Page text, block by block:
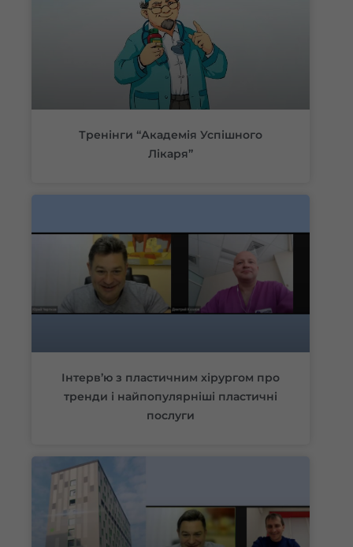
Тренінги “Академія Успішного
Лікаря”
Інтерв’ю з пластичним хірургом про
тренди і найпопулярніші пластичні
послуги